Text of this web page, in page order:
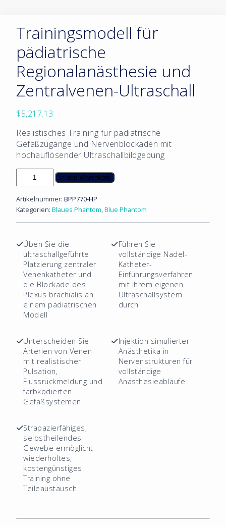
Trainingsmodell für
pädiatrische
Regionalanästhesie und
Zentralvenen-Ultraschall
$5,217.13
Realistisches Training für pädiatrische
Gefäßzugänge und Nervenblockaden mit
hochauflösender Ultraschallbildgebung
Trainingsmodell
für
pädiatrische
Regionalanästhesie
Ultraschall
Menge
In den Warenkorb
Artikelnummer: BPP770-HP
Kategorien: Blaues Phantom,Blue Phantom
Üben Sie die
ultraschallgeführte
Platzierung zentraler
Venenkatheter und
die Blockade des
Plexus brachialis an
einem pädiatrischen
Modell
Führen Sie
vollständige Nadel-
Katheter-
Einführungsverfahren
mit Ihrem eigenen
Ultraschallsystem
durch
Unterscheiden Sie
Arterien von Venen
mit realistischer
Pulsation,
Flussrückmeldung und
farbkodierten
Gefäßsystemen
Injektion simulierter
Anästhetika in
Nervenstrukturen für
vollständige
Anästhesieabläufe
Strapazierfähiges,
selbstheilendes
Gewebe ermöglicht
wiederholtes,
kostengünstiges
Training ohne
Teileaustausch